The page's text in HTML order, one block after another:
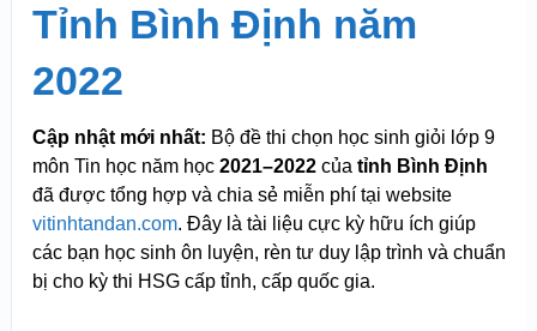
Tỉnh Bình Định năm
2022
Cập nhật mới nhất: Bộ đề thi chọn học sinh giỏi lớp 9
môn Tin học năm học 2021–2022của tỉnh Bình Định
đã được tổng hợp và chia sẻ miễn phí tại website
vitinhtandan.com. Đây là tài liệu cực kỳ hữu ích giúp
các bạn học sinh ôn luyện, rèn tư duy lập trình và chuẩn
bị cho kỳ thi HSG cấp tỉnh, cấp quốc gia.